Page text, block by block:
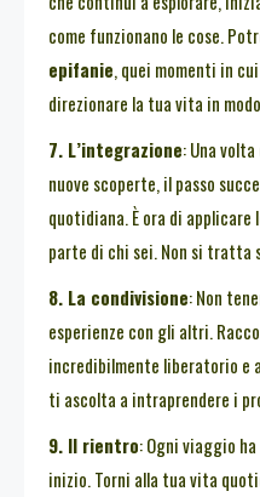
come funzionano le cose.
epifanie, quei momenti in
direzionare la tua vita in
7. L’integrazione: Una
nuove scoperte, il passo
quotidiana. È ora di
parte di chi sei. Non si tratta
8. La condivisione: Non
esperienze con gli altri.
incredibilmente liberatorio e
ti ascolta a intraprendere i
9. Il rientro: Ogni viaggio
inizio. Torni alla tua vita